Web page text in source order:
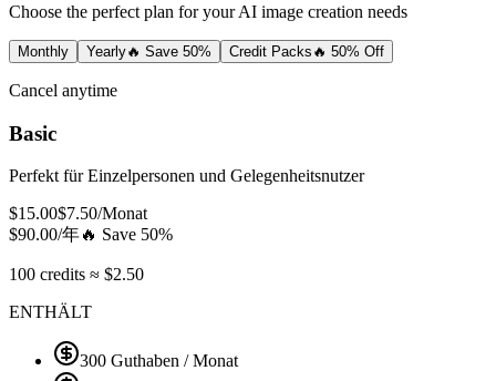
Choose the perfect plan for your AI image creation needs
Monthly Yearly🔥 Save 50% Credit Packs 🔥 50% Off
Cancel anytime
Basic
Perfekt für Einzelpersonen und Gelegenheitsnutzer
$15.00$7.50/Monat
$90.00/年🔥 Save 50%
100 credits ≈ $2.50
ENTHÄLT
300 Guthaben / Monat